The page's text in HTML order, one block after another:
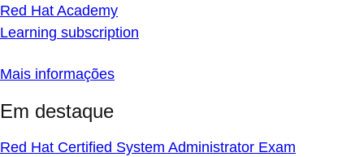
Red Hat Academy
Learning subscription
Mais informações
Em destaque
Red Hat Certified System Administrator Exam